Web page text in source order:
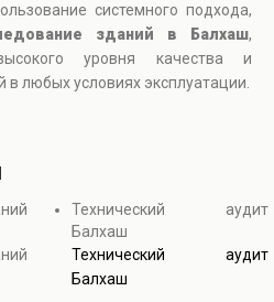
системного подхода,
зданий в Балхаш,
уровня качества и
в любых условиях эксплуатации.
Технический аудит
Балхаш
Технический аудит
Балхаш